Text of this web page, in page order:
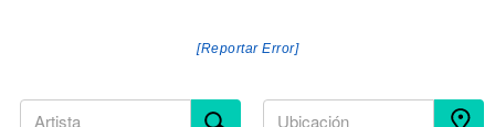
[Reportar Error]